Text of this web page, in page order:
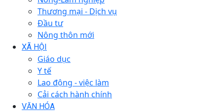
Thương mại - Dịch vụ
Đầu tư
Nông thôn mới
XÃ HỘI
Giáo dục
Y tế
Lao động - việc làm
Cải cách hành chính
VĂN HÓA